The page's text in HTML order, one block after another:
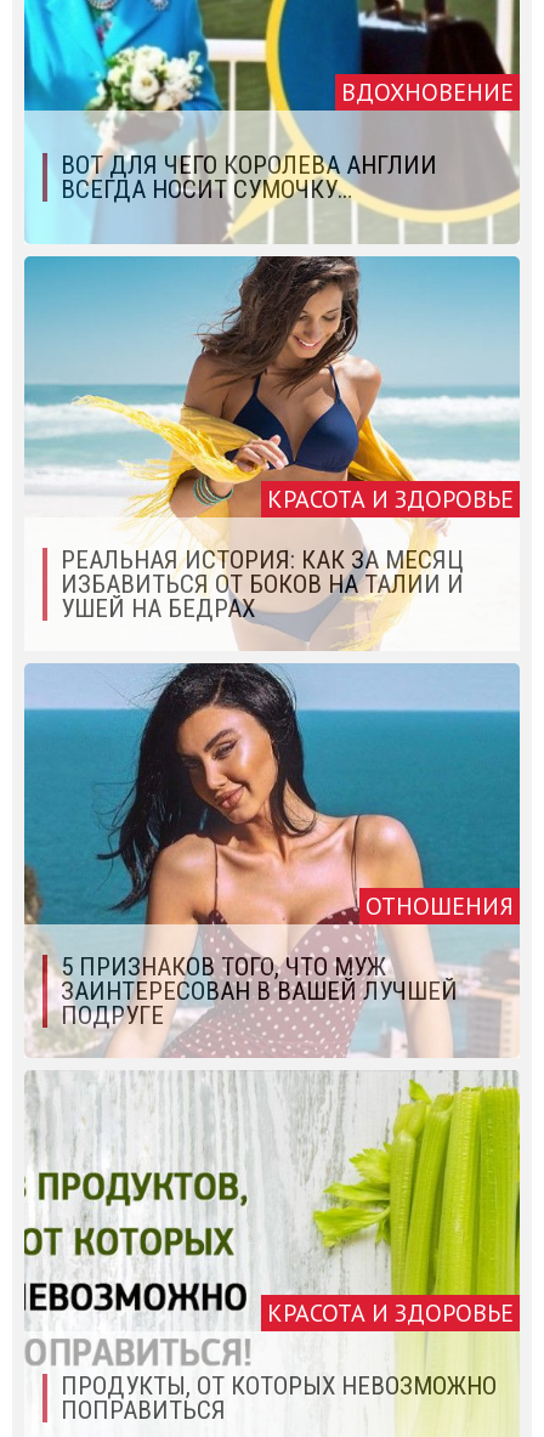
ВДОХНОВЕНИЕ
ВОТ ДЛЯ ЧЕГО КОРОЛЕВА АНГЛИИ
ВСЕГДА НОСИТ СУМОЧКУ…
КРАСОТА И ЗДОРОВЬЕ
РЕАЛЬНАЯ ИСТОРИЯ: КАК ЗА МЕСЯЦ
ИЗБАВИТЬСЯ ОТ БОКОВ НА ТАЛИИ И
УШЕЙ НА БЕДРАХ
ОТНОШЕНИЯ
5 ПРИЗНАКОВ ТОГО, ЧТО МУЖ
ЗАИНТЕРЕСОВАН В ВАШЕЙ ЛУЧШЕЙ
ПОДРУГЕ
КРАСОТА И ЗДОРОВЬЕ
ПРОДУКТЫ, ОТ КОТОРЫХ НЕВОЗМОЖНО
ПОПРАВИТЬСЯ